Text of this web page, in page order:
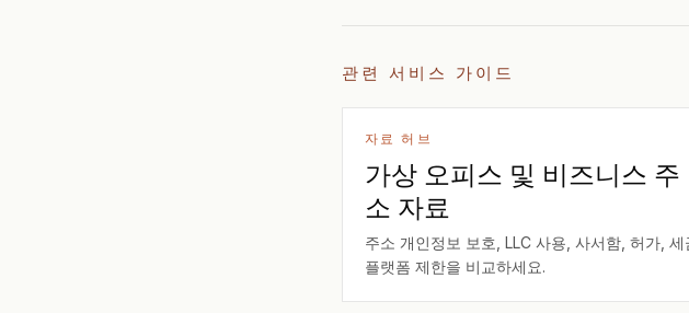
관련 서비스 가이드
자료 허브
가상 오피스 및 비즈니스 주
소 자료
주소 개인정보 보호, LLC 사용, 사서함, 허가, 세
플랫폼 제한을 비교하세요.